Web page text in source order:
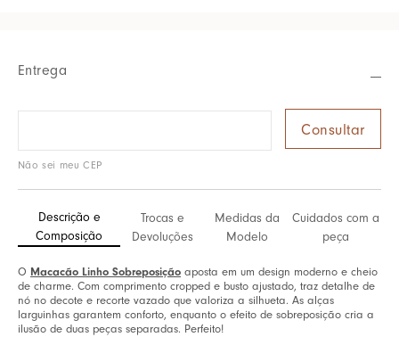
Entrega
Não sei meu CEP
Descrição e
Composição
Trocas e
Devoluções
Medidas da
Modelo
Cuidados com a
peça
O Macacão Linho Sobreposição aposta em um design moderno e cheio
de charme. Com comprimento cropped e busto ajustado, traz detalhe de
nó no decote e recorte vazado que valoriza a silhueta. As alças
larguinhas garantem conforto, enquanto o efeito de sobreposição cria a
ilusão de duas peças separadas. Perfeito!